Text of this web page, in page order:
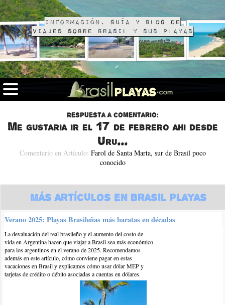
Información, guía y blog de
viajes sobre Brasil y sus playas
Respuesta a comentario:
Me gustaria ir el 17 de febrero ahi desde
Uru...
Comentario en Artículo: Farol de Santa Marta, sur de Brasil poco
conocido
Más Artículos en Brasil Playas
Verano 2025: Playas Brasileñas más baratas en décadas
La devaluación del real brasileño y el aumento del costo de
vida en Argentina hacen que viajar a Brasil sea más económico
para los argentinos en el verano de 2025. Recomendamos
además en este artículo, cómo conviene pagar en estas
vacaciones en Brasil y explicamos cómo usar dólar MEP y
tarjetas de crédito o débito asociadas a cuentas en dólares.